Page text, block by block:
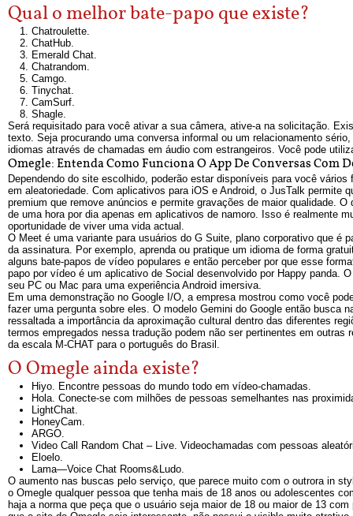
Qual o melhor bate-papo que existe?
Chatroulette.
ChatHub.
Emerald Chat.
Chatrandom.
Camgo.
Tinychat.
CamSurf.
Shagle.
Será requisitado para você ativar a sua câmera, ative-a na solicitação.
texto. Seja procurando uma conversa informal ou um relacionamento
idiomas através de chamadas em áudio com estrangeiros. Você pode
Omegle: Entenda Como Funciona O App De Conversas Com
Dependendo do site escolhido, poderão estar disponíveis para você
em aleatoriedade. Com aplicativos para iOS e Android, o JusTalk permite
premium que remove anúncios e permite gravações de maior qualidade.
de uma hora por dia apenas em aplicativos de namoro. Isso é realmente
oportunidade de viver uma vida actual.
O Meet é uma variante para usuários do G Suite, plano corporativo que é
da assinatura. Por exemplo, aprenda ou pratique um idioma de forma
alguns bate-papos de vídeo populares e então perceber por que esse
papo por vídeo é um aplicativo de Social desenvolvido por Happy panda.
seu PC ou Mac para uma experiência Android imersiva.
Em uma demonstração no Google I/O, a empresa mostrou como você
fazer uma pergunta sobre eles. O modelo Gemini do Google então busca
ressaltada a importância da aproximação cultural dentro das diferentes
termos empregados nessa tradução podem não ser pertinentes em
da escala M-CHAT para o português do Brasil.
O Omegle ainda existe?
Hiyo. Encontre pessoas do mundo todo em vídeo-chamadas.
Hola. Conecte-se com milhões de pessoas semelhantes nas
LightChat.
HoneyCam.
ARGO.
Video Call Random Chat – Live. Videochamadas com pessoas
Eloelo.
Lama—Voice Chat Rooms&Ludo.
O aumento nas buscas pelo serviço, que parece muito com o outrora in
o Omegle qualquer pessoa que tenha mais de 18 anos ou adolescentes
haja a norma que peça que o usuário seja maior de 18 ou maior de 13